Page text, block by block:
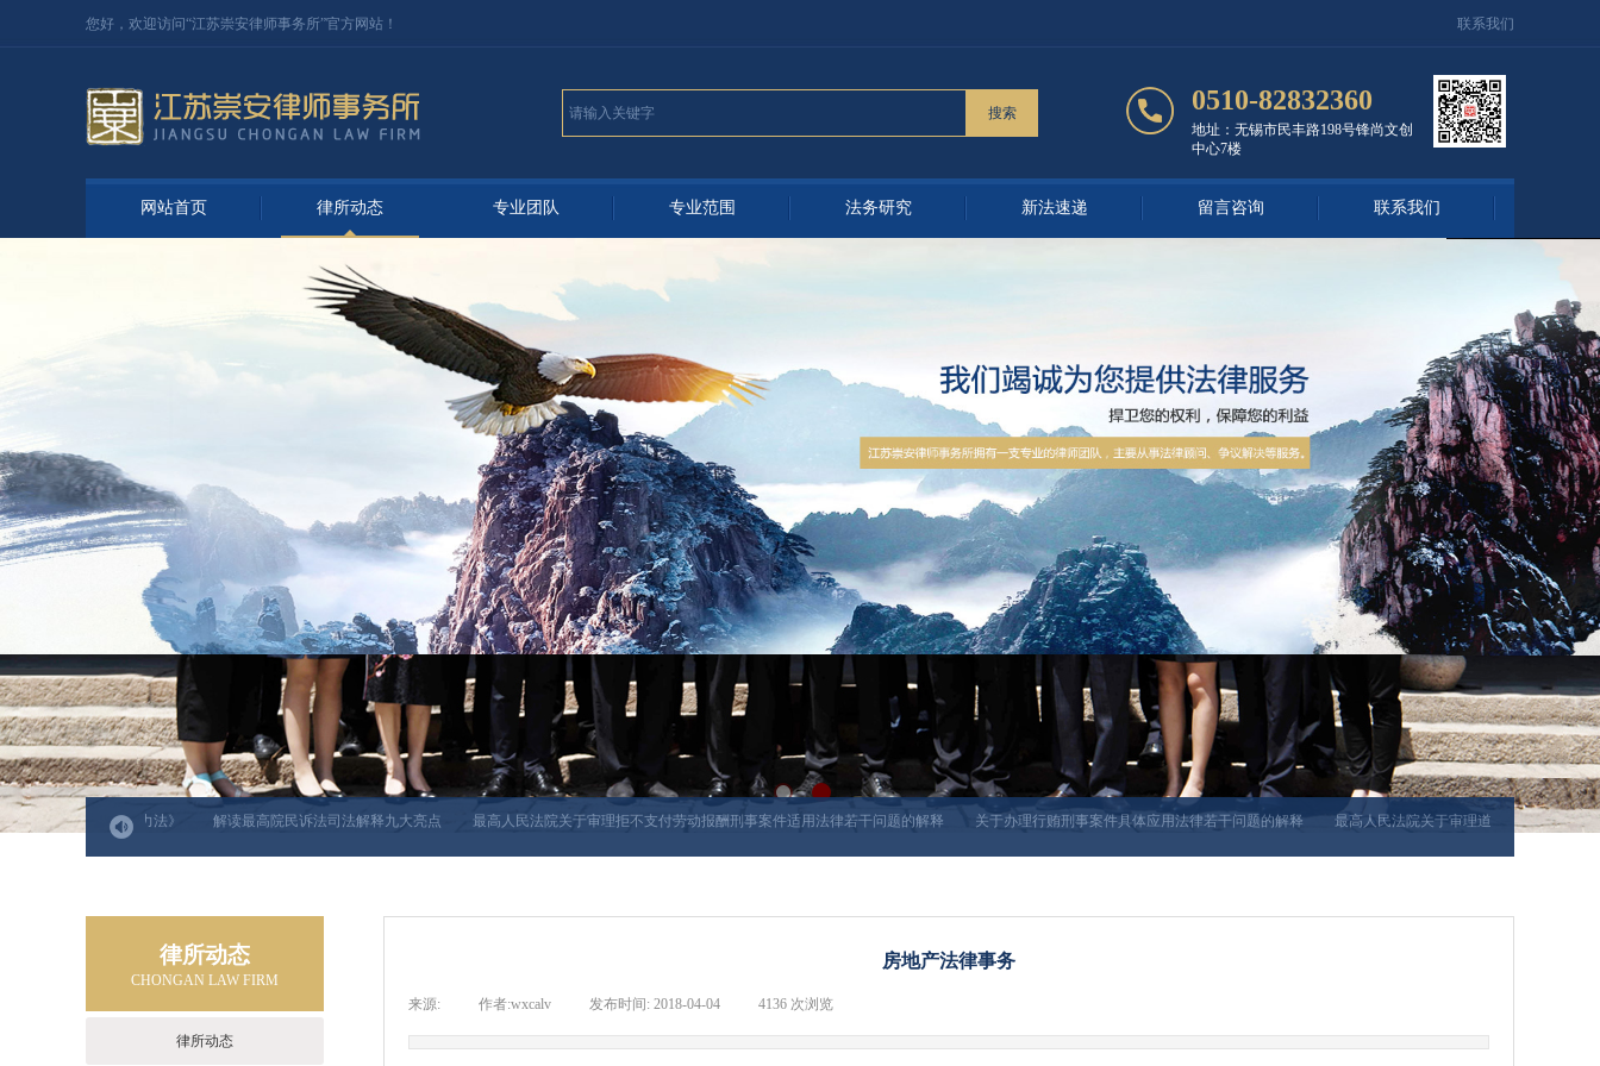
联系我们
您好，欢迎访问“江苏崇安律师事务所”官方网站！
0510-82832360
地址：无锡市民丰路198号锋尚文创
中心7楼
网站首页 律所动态 专业团队 专业范围 法务研究 新法速递 留言咨询 联系我们
搜索
民共和国反家庭暴力法》 解读最高院民诉法司法解释九大亮点 最高人民法院关于审理拒不支付劳动报酬刑事案件适用法律若干问题的解释 关于办理行贿刑事案件具体应用法律若干问题的解释 最高人民法院关于审理道路交通事故损害赔
房地产法律事务
来源: 作者:wxcalv 发布时间: 2018-04-04 4136 次浏览
律所动态
CHONGAN LAW FIRM
律所动态